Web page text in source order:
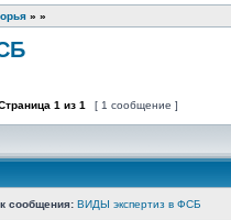
» »
на тему
1 из 1 [ 1 сообщение ]
сообщения: ВИДЫ экспертиз в ФСБ